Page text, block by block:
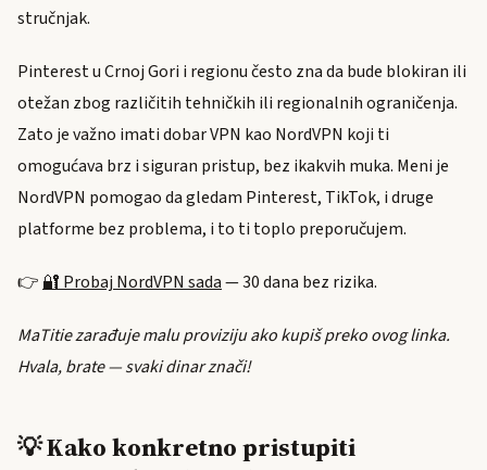
stručnjak.
Pinterest u Crnoj Gori i regionu često zna da bude blokiran ili
otežan zbog različitih tehničkih ili regionalnih ograničenja.
Zato je važno imati dobar VPN kao NordVPN koji ti
omogućava brz i siguran pristup, bez ikakvih muka. Meni je
NordVPN pomogao da gledam Pinterest, TikTok, i druge
platforme bez problema, i to ti toplo preporučujem.
👉 🔐 Probaj NordVPN sada— 30 dana bez rizika.
MaTitie zarađuje malu proviziju ako kupiš preko ovog linka.
Hvala, brate — svaki dinar znači!
💡 Kako konkretno pristupiti